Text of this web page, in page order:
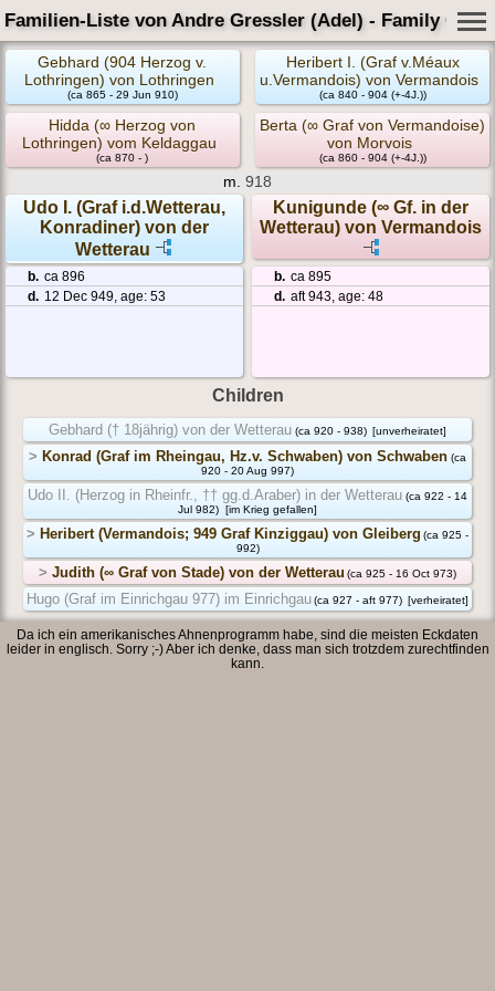
Familien-Liste von Andre Gressler (Adel) - Family Card
Gebhard (904 Herzog v.
Lothringen) von Lothringen
(ca 865 - 29 Jun 910)
Heribert I. (Graf v.Méaux
u.Vermandois) von Vermandois
(ca 840 - 904 (+-4J.))
Hidda (∞ Herzog von
Lothringen) vom Keldaggau
(ca 870 - )
Berta (∞ Graf von Vermandoise)
von Morvois
(ca 860 - 904 (+-4J.))
m. 918
Udo I. (Graf i.d.Wetterau,
Konradiner) von der
Wetterau
Kunigunde (∞ Gf. in der
Wetterau) von Vermandois
b. ca 896
d. 12 Dec 949, age: 53
b. ca 895
d. aft 943, age: 48
Children
Gebhard († 18jährig) von der Wetterau (ca 920 - 938) [unverheiratet]
> Konrad (Graf im Rheingau, Hz.v. Schwaben) von Schwaben (ca
920 - 20 Aug 997)
Udo II. (Herzog in Rheinfr., †† gg.d.Araber) in der Wetterau (ca 922 - 14
Jul 982) [im Krieg gefallen]
> Heribert (Vermandois; 949 Graf Kinziggau) von Gleiberg (ca 925 -
992)
> Judith (∞ Graf von Stade) von der Wetterau (ca 925 - 16 Oct 973)
Hugo (Graf im Einrichgau 977) im Einrichgau(ca 927 - aft 977) [verheiratet]
Da ich ein amerikanisches Ahnenprogramm habe, sind die meisten Eckdaten
leider in englisch. Sorry ;-) Aber ich denke, dass man sich trotzdem zurechtfinden
kann.